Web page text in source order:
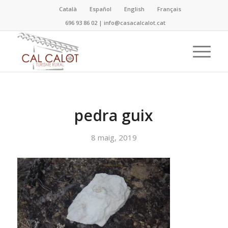
Català Español English
Français
696 93 86 02 |info@casacalcalot.cat
pedra guix
8 maig, 2019